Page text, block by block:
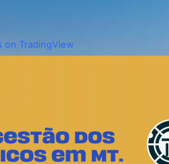
on TradingView